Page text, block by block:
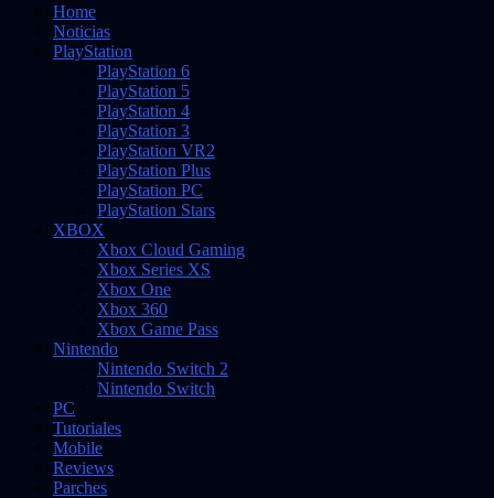
Home
Noticias
PlayStation
PlayStation 6
PlayStation 5
PlayStation 4
PlayStation 3
PlayStation VR2
PlayStation Plus
PlayStation PC
PlayStation Stars
XBOX
Xbox Cloud Gaming
Xbox Series XS
Xbox One
Xbox 360
Xbox Game Pass
Nintendo
Nintendo Switch 2
Nintendo Switch
PC
Tutoriales
Mobile
Reviews
Parches